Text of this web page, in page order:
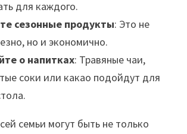
для каждого.
сезонные продукты: Это не
но и экономично.
о напитках: Травяные чаи,
соки или какао подойдут для
семьи могут быть не только